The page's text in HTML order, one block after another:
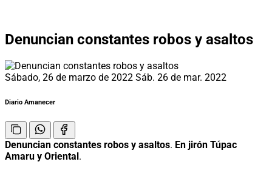
Denuncian constantes robos y asaltos
Sábado, 26 de marzo de 2022 Sáb. 26 de mar. 2022
Diario Amanecer
Denuncian constantes robos y asaltos. En jirón Túpac
Amaru y Oriental.